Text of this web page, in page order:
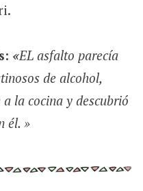
«EL asfalto parecía
de alcohol,
la cocina y descubrió
él. »